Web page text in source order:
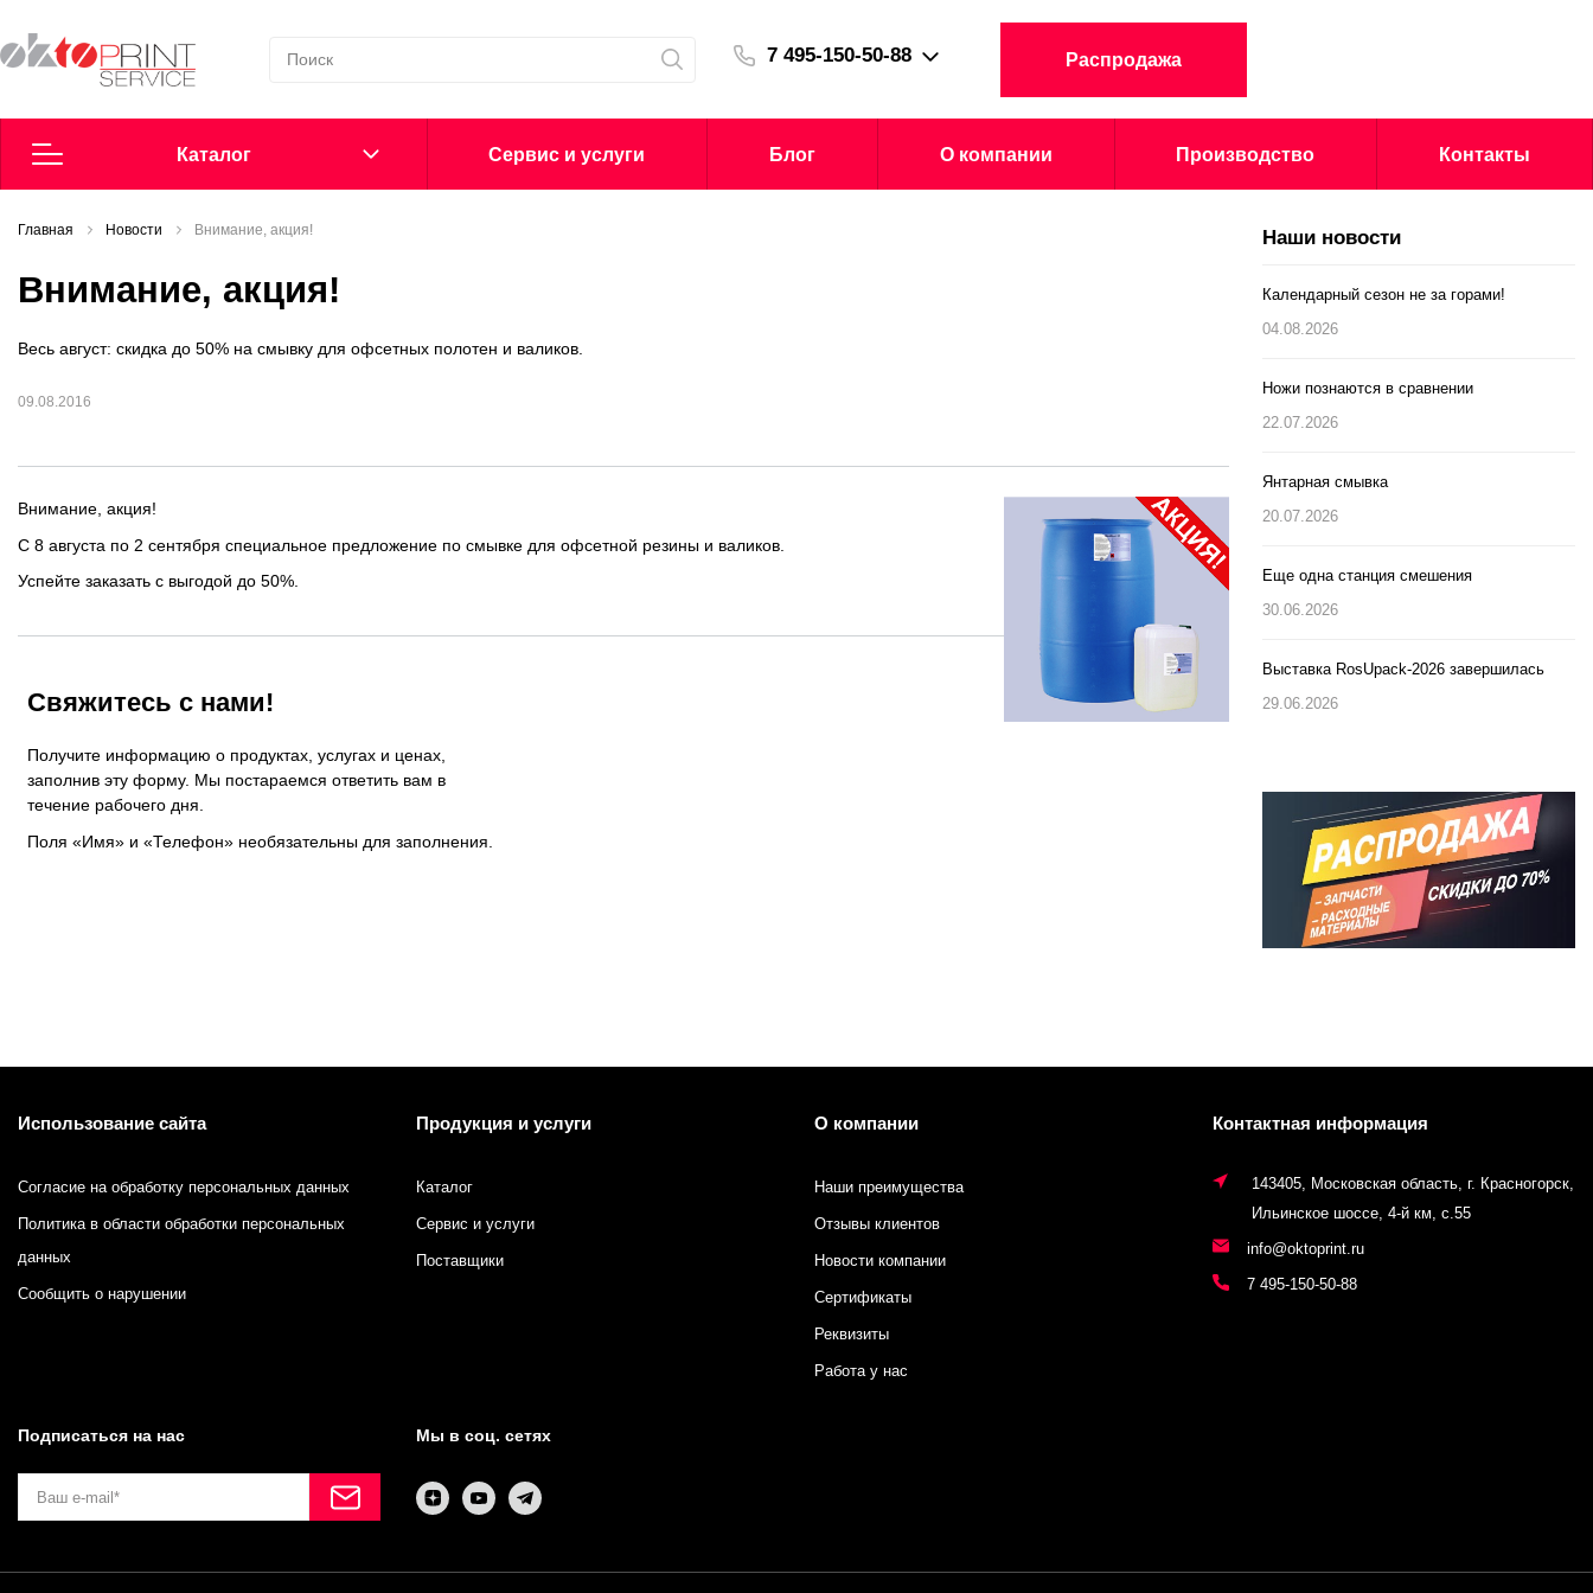
7 495-150-50-88 Распродажа
Каталог
Согласие на обработку персональных данных
Политика в области обработки персональных данных
Сообщить о нарушении
Офсетные пластины
Добавки в увлажнение
Лакировальные полотна
Специализированные краски
Лаки
Поддекельные материалы
Клеи для упаковки
Приборы и средства контроля
Упаковочные материалы
Материалы для производства ротогравюрных цилиндров
Cервис и услуги Блог О компании Производство Контакты
Наши новости
Календарный сезон не за горами!
04.08.2026
Ножи познаются в сравнении
22.07.2026
Янтарная смывка
20.07.2026
Еще одна станция смешения
30.06.2026
Выставка RosUpack-2026 завершилась
29.06.2026
Главная Новости Внимание, акция!
Внимание, акция!
Весь август: скидка до 50% на смывку для офсетных полотен и валиков.
09.08.2016
Внимание, акция!
С 8 августа по 2 сентября специальное предложение по смывке для офсетной резины и валиков.
Успейте заказать с выгодой до 50%.
Свяжитесь с нами!
Получите информацию о продуктах, услугах и ценах,
заполнив эту форму. Мы постараемся ответить вам в
течение рабочего дня.
Поля «Имя» и «Телефон» необязательны для заполнения.
Использование сайта
Согласие на обработку персональных данных
Политика в области обработки персональных
данных
Сообщить о нарушении
Продукция и услуги
Каталог
Сервис и услуги
Поставщики
О компании
Наши преимущества
Отзывы клиентов
Новости компании
Сертификаты
Реквизиты
Работа у нас
Контактная информация
143405, Московская область, г. Красногорск,
Ильинское шоссе, 4-й км, с.55
info@oktoprint.ru
7 495-150-50-88
Подписаться на нас Мы в соц. сетях